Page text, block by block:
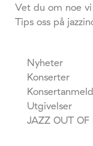
Vet du om noe
Tips oss på
Nyheter
Konserter
Utgivelser
JAZZ OUT